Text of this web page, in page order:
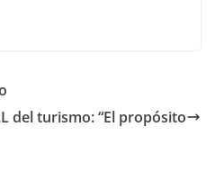
del turismo: “El propósito